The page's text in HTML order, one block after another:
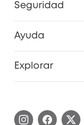
Seguridad
Ayuda
Explorar
Conviértete